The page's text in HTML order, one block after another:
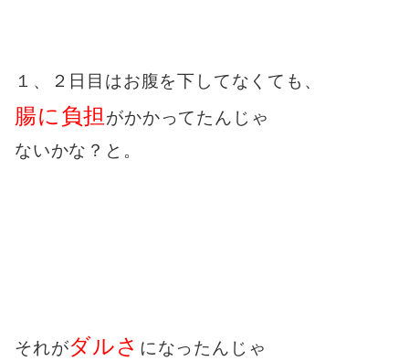
１、２日目はお腹を下してなくても、
腸に負担 がかかってたんじゃ
ないかな？と。
それがダルさ になったんじゃ